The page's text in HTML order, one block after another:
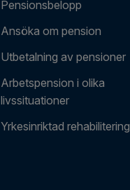
Pensionsbelopp
Ansöka om pension
Utbetalning av pensioner
Arbetspension i olika
livssituationer
Yrkesinriktad rehabilitering